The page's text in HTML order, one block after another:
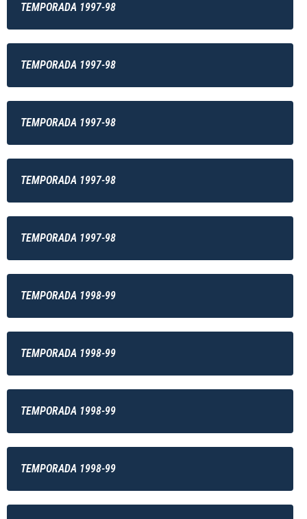
TEMPORADA 1997-98
TEMPORADA 1997-98
TEMPORADA 1997-98
TEMPORADA 1997-98
TEMPORADA 1997-98
TEMPORADA 1998-99
TEMPORADA 1998-99
TEMPORADA 1998-99
TEMPORADA 1998-99